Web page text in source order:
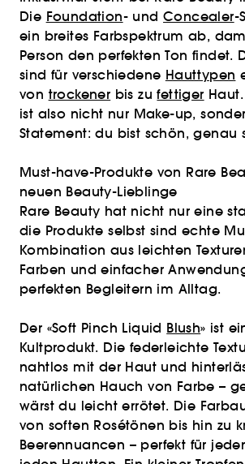
Die Foundation- undConcealer-
ein breites Farbspektrum ab,
Person den perfekten Ton findet.
sind für verschiedene Hauttypen
von trockener bis zufettiger
ist also nicht nur Make-up,
Statement: du bist schön, genau
Must-have-Produkte von Rare
neuen Beauty-Lieblinge
Rare Beauty hat nicht nur eine
die Produkte selbst sind echte
Kombination aus leichten
Farben und einfacher
perfekten Begleitern im Alltag.
Der «Soft Pinch Liquid Blush» ist
Kultprodukt. Die federleichte
nahtlos mit der Haut und
natürlichen Hauch von Farbe –
wärst du leicht errötet. Die
von soften Rosétönen bis hin zu
Beerennuancen – perfekt für